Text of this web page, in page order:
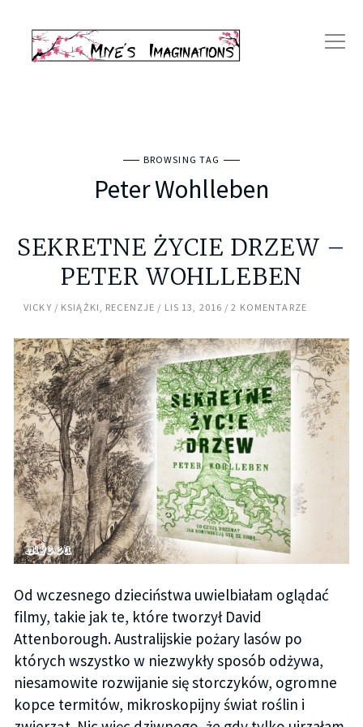
BROWSING TAG
Peter Wohlleben
SEKRETNE ŻYCIE DRZEW –
PETER WOHLLEBEN
VICKY KSIĄŻKI RECENZJE LIS 13, 2016 2 KOMENTARZE
Od wczesnego dzieciństwa uwielbiałam oglądać
filmy, takie jak te, które tworzył David
Attenborough. Australijskie pożary lasów po
których wszystko w niezwykły sposób odżywa,
niesamowite rozwijanie się storczyków, ogromne
kopce termitów, mikroskopijny świat roślin i